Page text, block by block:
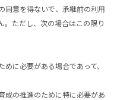
同意を得ないで、承継前の利用
。ただし、次の場合はこの限り
に必要がある場合であって、
成の推進のために特に必要があ